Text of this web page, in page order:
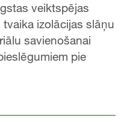
veiktspējas
izolācijas slāņu
savienošanai
pie